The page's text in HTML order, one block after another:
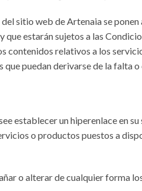
del sitio web de Artenaia se
que estarán sujetos a las
contenidos relativos a los
que puedan derivarse de la falta
establecer un hiperenlace en
o productos puestos a
o alterar de cualquier forma